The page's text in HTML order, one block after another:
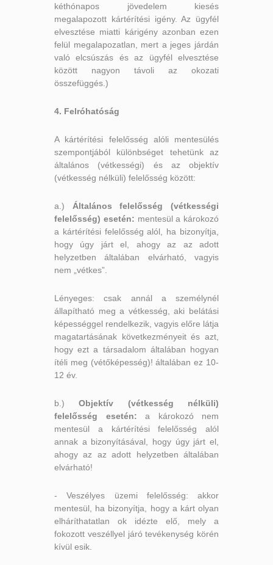
kéthónapos jövedelem kiesés
megalapozott kártérítési igény. Az ügyfél
elvesztése miatti kárigény azonban ezen
felül megalapozatlan, mert a jeges járdán
való elcsúszás és az ügyfél elvesztése
között nagyon távoli az okozati
összefüggés.)
4. Felróhatóság
A kártérítési felelősség alóli mentesülés
szempontjából különbséget tehetünk az
általános (vétkességi) és az objektív
(vétkesség nélküli) felelősség között:
a.) Általános felelősség (vétkességi
felelősség) esetén: mentesül a károkozó
a kártérítési felelősség alól, ha bizonyítja,
hogy úgy járt el, ahogy az az adott
helyzetben általában elvárható, vagyis
nem „vétkes”.
Lényeges: csak annál a személynél
állapítható meg a vétkesség, aki belátási
képességgel rendelkezik, vagyis előre látja
magatartásának következményeit és azt,
hogy ezt a társadalom általában hogyan
ítéli meg (vétőképesség)! általában ez 10-
12 év.
b.)Objektív (vétkesség nélküli)
felelősség esetén: a károkozó nem
mentesül a kártérítési felelősség alól
annak a bizonyításával, hogy úgy járt el,
ahogy az az adott helyzetben általában
elvárható!
- Veszélyes üzemi felelősség: akkor
mentesül, ha bizonyítja, hogy a kárt olyan
elháríthatatlan ok idézte elő, mely a
fokozott veszéllyel járó tevékenység körén
kívül esik.